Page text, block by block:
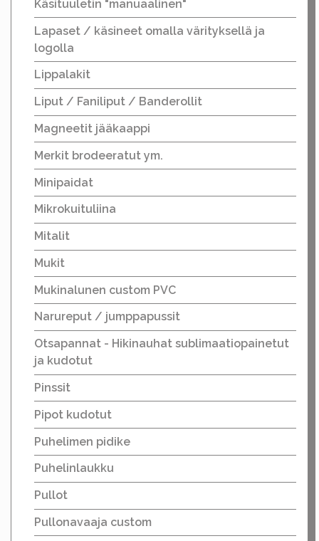
Käsituuletin "manuaalinen"
Lapaset / käsineet omalla värityksellä ja
logolla
Lippalakit
Liput / Faniliput / Banderollit
Magneetit jääkaappi
Merkit brodeeratut ym.
Minipaidat
Mikrokuituliina
Mitalit
Mukit
Mukinalunen custom PVC
Narureput / jumppapussit
Otsapannat - Hikinauhat sublimaatiopainetut
ja kudotut
Pinssit
Pipot kudotut
Puhelimen pidike
Puhelinlaukku
Pullot
Pullonavaaja custom